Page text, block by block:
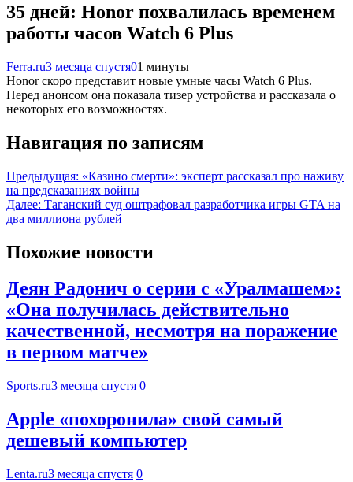
35 дней: Honor похвалилась временем
работы часов Watch 6 Plus
Ferra.ru3 месяца спустя01 минуты
Honor скоро представит новые умные часы Watch 6 Plus.
Перед анонсом она показала тизер устройства и рассказала о
некоторых его возможностях.
Навигация по записям
Предыдущая: «Казино смерти»: эксперт рассказал про наживу
на предсказаниях войны
Далее: Таганский суд оштрафовал разработчика игры GTA на
два миллиона рублей
Похожие новости
Деян Радонич о серии с «Уралмашем»:
«Она получилась действительно
качественной, несмотря на поражение
в первом матче»
Sports.ru3 месяца спустя 0
Apple «похоронила» свой самый
дешевый компьютер
Lenta.ru3 месяца спустя 0